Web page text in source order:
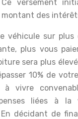
Ce versement
des
véhicule sur plus
plus vous
sera plus
10% de
à vivre
liées à la
En décidant de